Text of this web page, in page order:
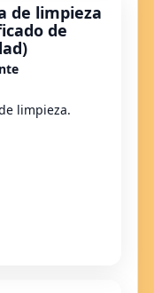
de limpieza
de
limpieza.